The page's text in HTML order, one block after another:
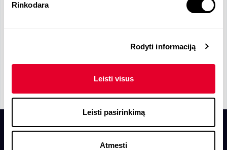
Rinkodara
Rodyti informaciją
Leisti visus
Leisti pasirinkimą
Atmesti